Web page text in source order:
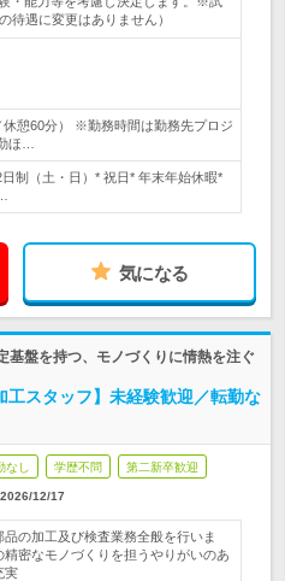
待遇に変更はありません）
休憩60分） ※勤務時間は勤務先プロジ
ほ…
制（土・日）* 祝日* 年末年始休暇*
気になる
基盤を持つ、モノづくりに情熱を注ぐ
工スタッフ】未経験歓迎／転勤な
なし 学歴不問 第二新卒歓迎
2026/12/17
の加工及び検査業務全般を行いま
密なモノづくりを担うやりがいのあ
実